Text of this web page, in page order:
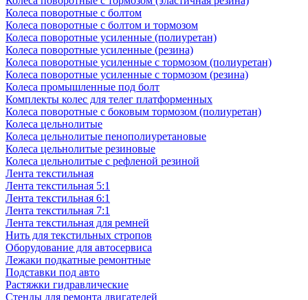
Колеса поворотные с болтом
Колеса поворотные с болтом и тормозом
Колеса поворотные усиленные (полиуретан)
Колеса поворотные усиленные (резина)
Колеса поворотные усиленные с тормозом (полиуретан)
Колеса поворотные усиленные с тормозом (резина)
Колеса промышленные под болт
Комплекты колес для телег платформенных
Колеса поворотные c боковым тормозом (полиуретан)
Колеса цельнолитые
Колеса цельнолитые пенополиуретановые
Колеса цельнолитые резиновые
Колеса цельнолитые с рефленой резиной
Лента текстильная
Лента текстильная 5:1
Лента текстильная 6:1
Лента текстильная 7:1
Лента текстильная для ремней
Нить для текстильных стропов
Оборудование для автосервиса
Лежаки подкатные ремонтные
Подставки под авто
Растяжки гидравлические
Стенды для ремонта двигателей